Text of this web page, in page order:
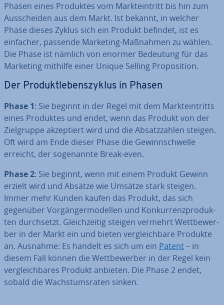
Phasen eines Produktes vom Markt­ein­tritt bis hin zum
Aus­schei­den aus dem Markt. Ist bekannt, in welcher
Phase dieses Zyklus sich ein Produkt befindet, ist es
einfacher, passende Marketing-Maßnahmen zu wählen.
Die Phase ist nämlich von enormer Bedeutung für das
Marketing mithilfe einer Unique Selling Pro­po­si­ti­on.
Der Pro­dukt­le­bens­zy­klus in Phasen
Phase 1: Sie beginnt in der Regel mit dem Markt­ein­tritts
eines Produktes und endet, wenn das Produkt von der
Ziel­grup­pe ak­zep­tiert wird und die Ab­satz­zah­len steigen.
Oft wird am Ende dieser Phase die Ge­winn­schwel­le
erreicht, der so­ge­nann­te Break-even.
Phase 2: Sie beginnt, wenn mit einem Produkt Gewinn
erzielt wird und Absätze wie Umsätze stark steigen.
Immer mehr Kunden kaufen das Produkt, das sich
gegenüber Vor­gän­ger­mo­del­len und Kon­kur­renz­pro­duk­
ten durch­setzt. Gleich­zei­tig steigen vermehrt Wett­be­wer­
ber in der Markt ein und bieten ver­gleich­ba­re Produkte
an. Ausnahme: Es handelt es sich um ein Patent– in
diesem Fall können die Wett­be­wer­ber in der Regel kein
ver­gleich­ba­res Produkt anbieten. Die Phase 2 endet,
sobald die Wachs­tums­ra­ten sinken.